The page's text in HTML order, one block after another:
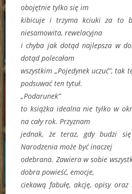
obojętnie tylko się im
kibicuje i trzyma kciuki za to
niesamowita, rewelacyjna
i chyba jak dotąd najlepsza w
dotąd polecałam
wszystkim „Pojedynek uczuć”, tak
podsuwać ten tytuł.
„Podarunek”
to książka idealna nie tylko w
na cały rok. Przyznam
jednak, że teraz, gdy budzi
Narodzenia może być inaczej
odebrana. Zawiera w sobie
dobra powieść, emocje,
ciekawą fabułę, akcję, opisy